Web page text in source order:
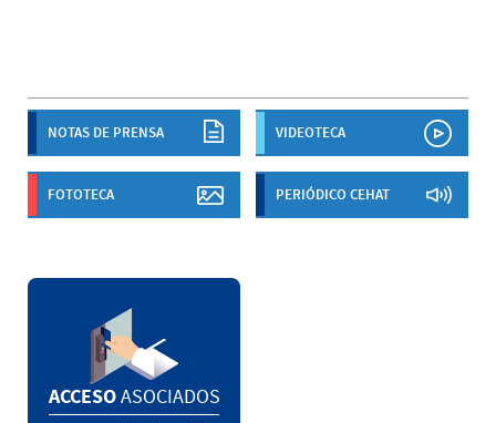
NOTAS DE PRENSA VIDEOTECA
FOTOTECA PERIÓDICO CEHAT
ACCESOASOCIADOS